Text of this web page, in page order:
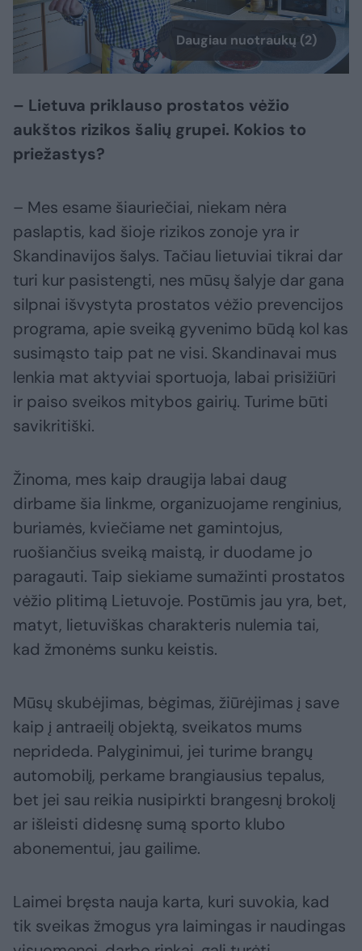
Daugiau nuotraukų (2)
– Lietuva priklauso prostatos vėžio
aukštos rizikos šalių grupei. Kokios to
priežastys?
– Mes esame šiauriečiai, niekam nėra
paslaptis, kad šioje rizikos zonoje yra ir
Skandinavijos šalys. Tačiau lietuviai tikrai dar
turi kur pasistengti, nes mūsų šalyje dar gana
silpnai išvystyta prostatos vėžio prevencijos
programa, apie sveiką gyvenimo būdą kol kas
susimąsto taip pat ne visi. Skandinavai mus
lenkia mat aktyviai sportuoja, labai prisižiūri
ir paiso sveikos mitybos gairių. Turime būti
savikritiški.
Žinoma, mes kaip draugija labai daug
dirbame šia linkme, organizuojame renginius,
buriamės, kviečiame net gamintojus,
ruošiančius sveiką maistą, ir duodame jo
paragauti. Taip siekiame sumažinti prostatos
vėžio plitimą Lietuvoje. Postūmis jau yra, bet,
matyt, lietuviškas charakteris nulemia tai,
kad žmonėms sunku keistis.
Mūsų skubėjimas, bėgimas, žiūrėjimas į save
kaip į antraeilį objektą, sveikatos mums
neprideda. Palyginimui, jei turime brangų
automobilį, perkame brangiausius tepalus,
bet jei sau reikia nusipirkti brangesnį brokolį
ar išleisti didesnę sumą sporto klubo
abonementui, jau gailime.
Laimei bręsta nauja karta, kuri suvokia, kad
tik sveikas žmogus yra laimingas ir naudingas